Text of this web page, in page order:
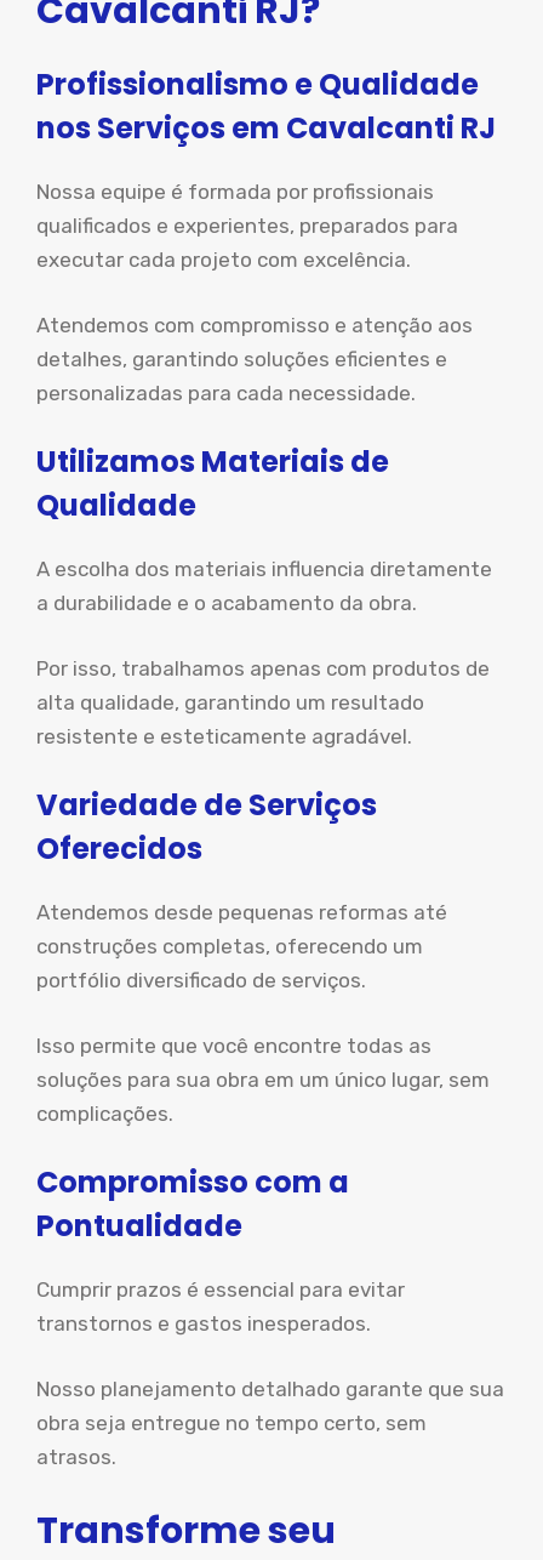
Cavalcanti RJ?
Profissionalismo e Qualidade
nos Serviços em Cavalcanti RJ
Nossa equipe é formada por profissionais
qualificados e experientes, preparados para
executar cada projeto com excelência.
Atendemos com compromisso e atenção aos
detalhes, garantindo soluções eficientes e
personalizadas para cada necessidade.
Utilizamos Materiais de
Qualidade
A escolha dos materiais influencia diretamente
a durabilidade e o acabamento da obra.
Por isso, trabalhamos apenas com produtos de
alta qualidade, garantindo um resultado
resistente e esteticamente agradável.
Variedade de Serviços
Oferecidos
Atendemos desde pequenas reformas até
construções completas, oferecendo um
portfólio diversificado de serviços.
Isso permite que você encontre todas as
soluções para sua obra em um único lugar, sem
complicações.
Compromisso com a
Pontualidade
Cumprir prazos é essencial para evitar
transtornos e gastos inesperados.
Nosso planejamento detalhado garante que sua
obra seja entregue no tempo certo, sem
atrasos.
Transforme seu